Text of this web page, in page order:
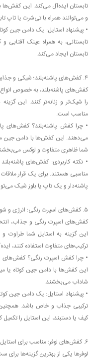
تابستان ایده‌آل می‌کند. این
و می‌توانند همراه با تی‌شرت یا تاپ
• پیشنهاد استایل: یک دامن جین
تابستانی، به همراه عینک آفتابی
تابستان ایجاد می‌کند.
۴. کفش‌های پاشنه‌بلند؛ شیکی و جذابیت بیشتر
کفش‌های پاشنه‌بلند، به خصوص انواع
را شیک‌تر و زنانه‌تر کنند. این
مناسب است.
• چرا کفش پاشنه‌بلند؟ کفش‌های
می‌دهند. این کفش‌ها با دامن جین
شما ظاهری متفاوت و لوکس
• نکته کاربردی: کفش‌های
مناسبی هستند. برای یک قرار
پاشنه‌دار و یک تاپ یا بلوز شیک
۵. کفش‌های اسپرت رنگی؛ انرژی و شور به استایل
کفش‌های اسپرت رنگی و جذاب،
این گزینه به استایل شما طراوت
ترکیب‌های متفاوت استفاده کنند،
• چرا کفش اسپرت رنگی؟
این کفش‌ها با دامن جین کوتاه
شاداب می‌بخشند.
• پیشنهاد استایل: یک دامن جین
ترکیبی جذاب و خاص باشد. همچنین
کیف یا دستبند، این استایل را تکمیل
۶. کفش‌های لوفر؛ مناسب برای استایل‌های نیمه‌رسمی
لوفرها یکی از بهترین گزینه‌ها